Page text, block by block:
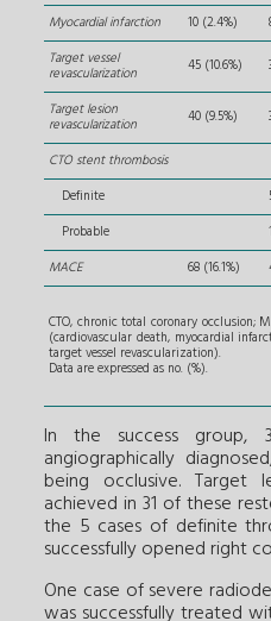
Myocardial infarction 10 (2.4%)
Target vessel
revascularization 45 (10.6%)
Target lesion
revascularization 40 (9.5%)
CTO stent thrombosis
Definite
Probable
MACE
68 (16.1%)
CTO, chronic total coronary occlusion;
(cardiovascular death, myocardial
target vessel revascularization).
Data are expressed as no. (%).
In the success group,
angiographically
being occlusive. Target
achieved in 31 of these
the 5 cases of definite
successfully opened right
One case of severe
was successfully treated